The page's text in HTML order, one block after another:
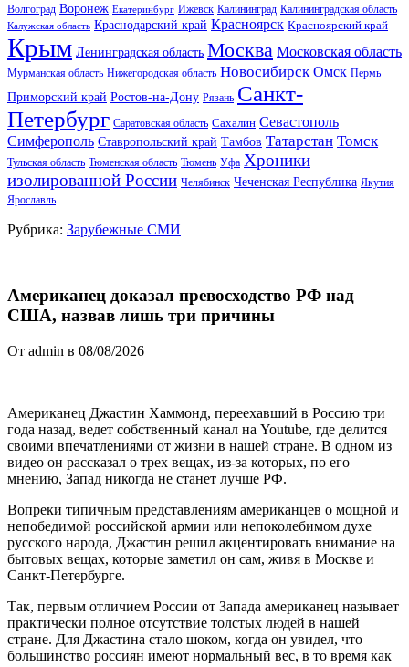
Волгоград Воронеж Екатеринбург Ижевск Калининград Калининградская область
Калужская область Краснодарский край Красноярск Красноярский край
Крым Ленинградская область Москва Московская область
Мурманская область Нижегородская область Новосибирск Омск Пермь
Приморский край Ростов-на-Дону Рязань Санкт-
Петербург Саратовская область Сахалин Севастополь
Симферополь Ставропольский край Тамбов Татарстан Томск
Тульская область Тюменская область Тюмень Уфа Хроники
изолированной России Челябинск Чеченская Республика Якутия
Ярославль
Рубрика: Зарубежные СМИ
Американец доказал превосходство РФ над
США, назвав лишь три причины
От admin в 08/08/2026
Американец Джастин Хаммонд, переехавший в Россию три
года назад, ведет собственный канал на Youtube, где делится
своими впечатлениями от жизни в нашей стране. В одном из
видео он рассказал о трех вещах, из-за которых, по его
мнению, Запад никогда не станет лучше РФ.
Вопреки типичным представлениям американцев о мощной и
непобедимой российской армии или непоколебимом духе
русского народа, Джастин решил акцентировать внимание на
бытовых вещах, которые заметил он сам, живя в Москве и
Санкт-Петербурге.
Так, первым отличием России от Запада американец называет
практически полное отсутствие толстых людей в нашей
стране. Для Джастина стало шоком, когда он увидел, что
большинство россиян имеют нормальный вес, в то время как